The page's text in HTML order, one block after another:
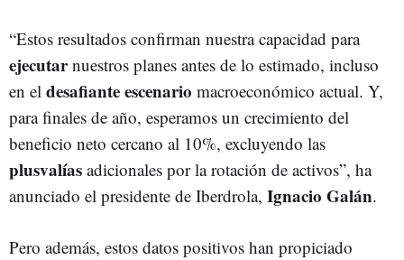
“Estos resultados confirman nuestra capacidad para
ejecutarnuestros planes antes de lo estimado, incluso
en el desafiante escenario macroeconómico actual. Y,
para finales de año, esperamos un crecimiento del
beneficio neto cercano al 10%, excluyendo las
plusvalías adicionales por la rotación de activos”, ha
anunciado el presidente de Iberdrola, Ignacio Galán.
Pero además, estos datos positivos han propiciado